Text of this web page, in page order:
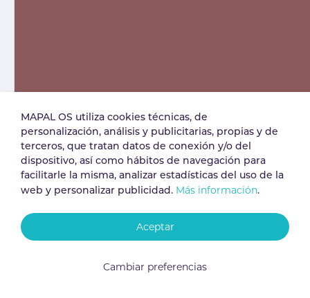
MAPAL OS utiliza cookies técnicas, de
personalización, análisis y publicitarias, propias y de
terceros, que tratan datos de conexión y/o del
dispositivo, así como hábitos de navegación para
facilitarle la misma, analizar estadísticas del uso de la
web y personalizar publicidad. Más información.
Cambiar preferencias
Aceptar